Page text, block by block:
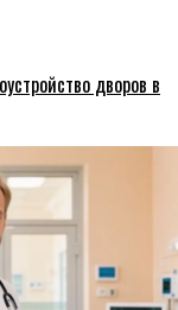
дворов в